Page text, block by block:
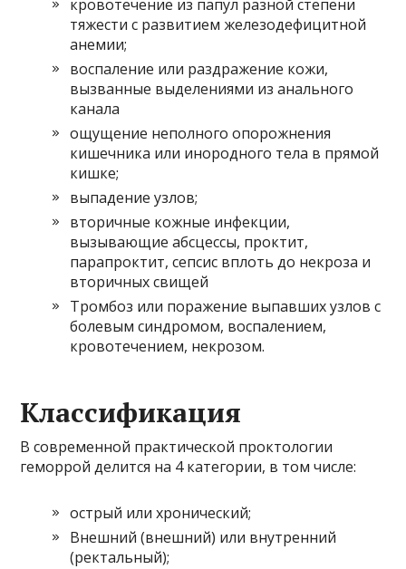
кровотечение из папул разной степени
тяжести с развитием железодефицитной
анемии;
воспаление или раздражение кожи,
вызванные выделениями из анального
канала
ощущение неполного опорожнения
кишечника или инородного тела в прямой
кишке;
выпадение узлов;
вторичные кожные инфекции,
вызывающие абсцессы, проктит,
парапроктит, сепсис вплоть до некроза и
вторичных свищей
Тромбоз или поражение выпавших узлов с
болевым синдромом, воспалением,
кровотечением, некрозом.
Классификация
В современной практической проктологии
геморрой делится на 4 категории, в том числе:
острый или хронический;
Внешний (внешний) или внутренний
(ректальный);